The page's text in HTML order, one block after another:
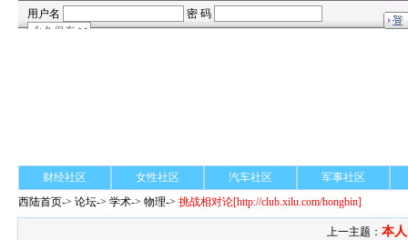
财经社区 女性社区 汽车社区
军事社区
西陆首页->论坛->学术-> 物理->挑战相对论[http://club.xilu.com/hongbin]
上一主题：本